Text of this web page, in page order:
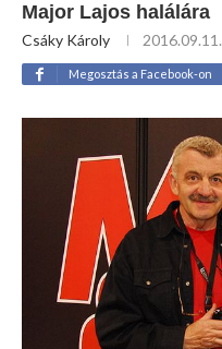
Major Lajos halálára
Csáky Károly 2016.09.11.
Megosztás a Facebook-on